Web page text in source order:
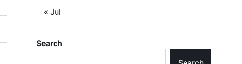
« Jul
Search